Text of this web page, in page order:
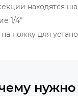
находятся
1/4"
ножку для
нужно